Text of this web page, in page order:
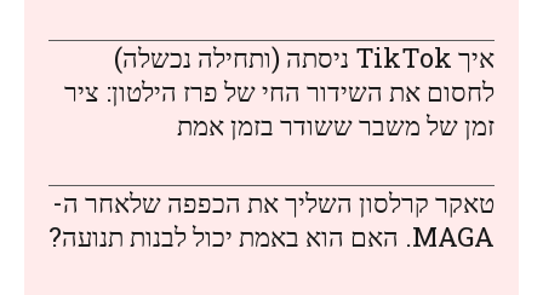
איך TikTok ניסתה (ותחילה נכשלה)
לחסום את השידור החי של פרז הילטון: ציר
זמן של משבר ששודר בזמן אמת
טאקר קרלסון השליך את הכפפה שלאחר ה-
MAGA. האם הוא באמת יכול לבנות תנועה?